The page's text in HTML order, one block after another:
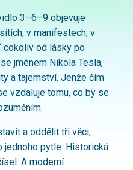
3–6–9 objevuje
v manifestech, v
cokoliv od lásky po
jménem Nikola Tesla,
a tajemství. Jenže čím
vzdaluje tomu, co by se
a oddělit tři věci,
pytle. Historická
A moderní